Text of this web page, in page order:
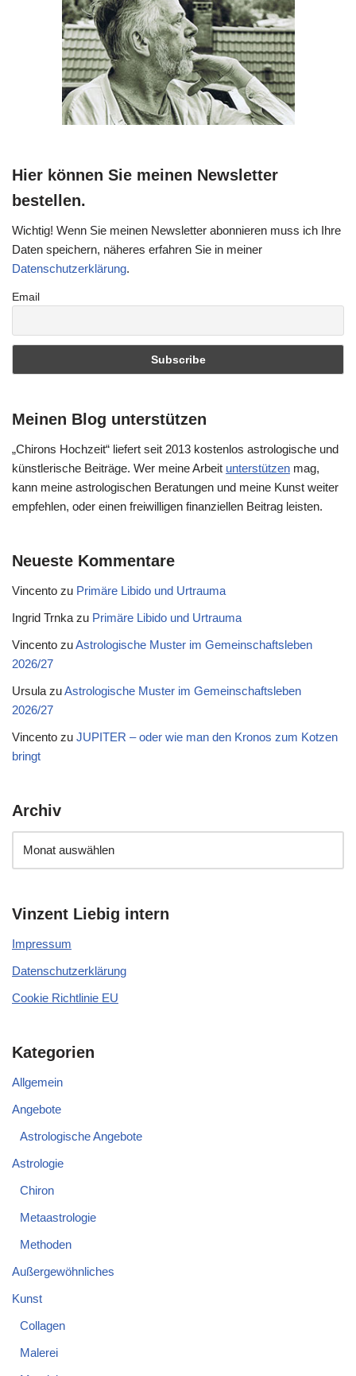
Hier können Sie meinen Newsletter
bestellen.
Wichtig! Wenn Sie meinen Newsletter abonnieren muss ich Ihre
Daten speichern, näheres erfahren Sie in meiner
Datenschutzerklärung.
Email
Meinen Blog unterstützen
„Chirons Hochzeit“ liefert seit 2013 kostenlos astrologische und
künstlerische Beiträge. Wer meine Arbeit unterstützen mag,
kann meine astrologischen Beratungen und meine Kunst weiter
empfehlen, oder einen freiwilligen finanziellen Beitrag leisten.
Neueste Kommentare
Vincento zu Primäre Libido und Urtrauma
Ingrid Trnka zu Primäre Libido und Urtrauma
Vincento zuAstrologische Muster im Gemeinschaftsleben
2026/27
Ursula zuAstrologische Muster im Gemeinschaftsleben
2026/27
Vincento zu JUPITER – oder wie man den Kronos zum Kotzen
bringt
Archiv
Vinzent Liebig intern
Impressum
Datenschutzerklärung
Cookie Richtlinie EU
Kategorien
Allgemein
Angebote
Astrologische Angebote
Astrologie
Chiron
Metaastrologie
Methoden
Außergewöhnliches
Kunst
Collagen
Malerei